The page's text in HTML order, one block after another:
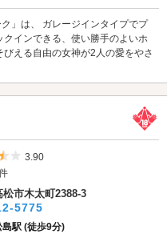
」は、 ガレージインタイプでプ
インできる、使い勝手のよいホ
える自由の女神が2人の愛をやさ
5つ星のうち3.5
3.90
松市木太町2388-3
5775
島駅 (徒歩9分)